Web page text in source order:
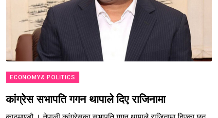
ECONOMY& POLITICS
कांग्रेस सभापति गगन थापाले दिए राजिनामा